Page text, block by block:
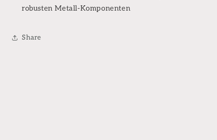
robusten Metall-Komponenten
Share